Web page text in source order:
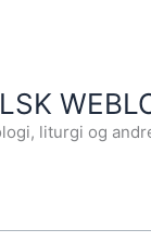
liturgi og